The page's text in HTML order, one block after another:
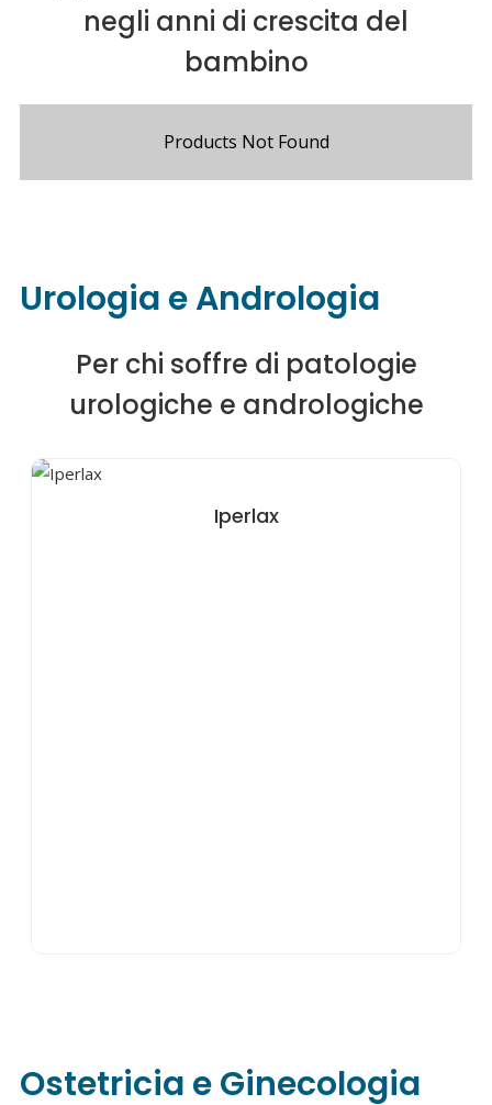
negli anni di crescita del
bambino
Products Not Found
Urologia e Andrologia
Per chi soffre di patologie
urologiche e andrologiche
Iperlax
Ostetricia e Ginecologia